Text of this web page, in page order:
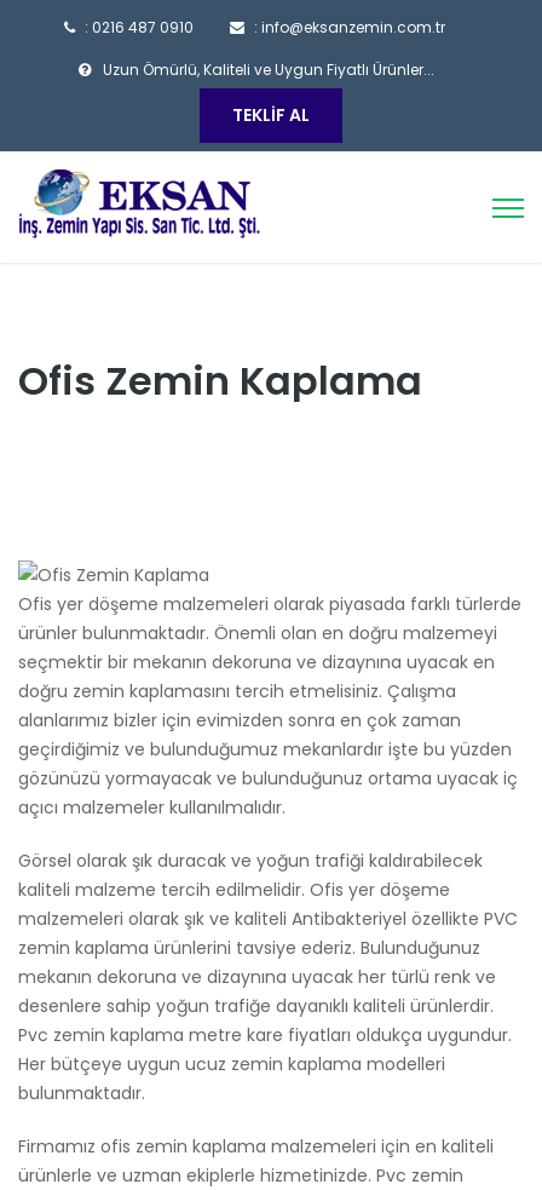
: 0216 487 0910 : info@eksanzemin.com.tr
Uzun Ömürlü, Kaliteli ve Uygun Fiyatlı Ürünler...
TEKLIF AL
Ofis Zemin Kaplama
Ofis yer döşeme malzemeleri olarak piyasada farklı türlerde
ürünler bulunmaktadır. Önemli olan en doğru malzemeyi
seçmektir bir mekanın dekoruna ve dizaynına uyacak en
doğru zemin kaplamasını tercih etmelisiniz. Çalışma
alanlarımız bizler için evimizden sonra en çok zaman
geçirdiğimiz ve bulunduğumuz mekanlardır işte bu yüzden
gözünüzü yormayacak ve bulunduğunuz ortama uyacak iç
açıcı malzemeler kullanılmalıdır.
Görsel olarak şık duracak ve yoğun trafiği kaldırabilecek
kaliteli malzeme tercih edilmelidir. Ofis yer döşeme
malzemeleri olarak şık ve kaliteli Antibakteriyel özellikte PVC
zemin kaplama ürünlerini tavsiye ederiz. Bulunduğunuz
mekanın dekoruna ve dizaynına uyacak her türlü renk ve
desenlere sahip yoğun trafiğe dayanıklı kaliteli ürünlerdir.
Pvc zemin kaplama metre kare fiyatları oldukça uygundur.
Her bütçeye uygun ucuz zemin kaplama modelleri
bulunmaktadır.
Firmamız ofis zemin kaplama malzemeleri için en kaliteli
ürünlerle ve uzman ekiplerle hizmetinizde. Pvc zemin